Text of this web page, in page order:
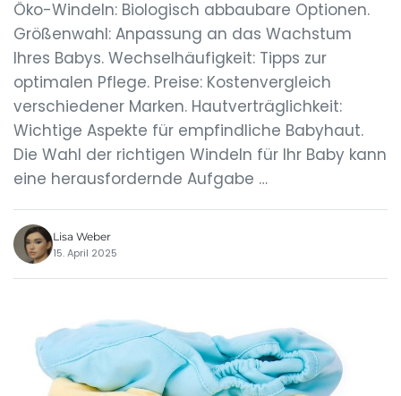
Öko-Windeln: Biologisch abbaubare Optionen.
Größenwahl: Anpassung an das Wachstum
Ihres Babys. Wechselhäufigkeit: Tipps zur
optimalen Pflege. Preise: Kostenvergleich
verschiedener Marken. Hautverträglichkeit:
Wichtige Aspekte für empfindliche Babyhaut.
Die Wahl der richtigen Windeln für Ihr Baby kann
eine herausfordernde Aufgabe …
Lisa Weber
15. April 2025